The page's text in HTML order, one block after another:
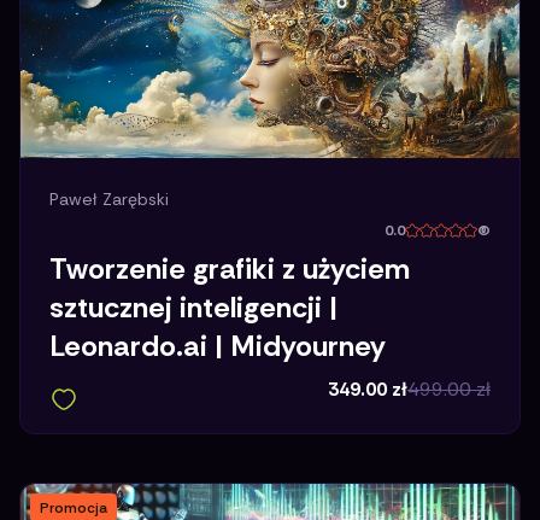
Paweł Zarębski
0.0 (
Tworzenie grafiki z użyciem
sztucznej inteligencji |
Leonardo.ai | Midyourney
349.00 zł499.00zł
Promocja